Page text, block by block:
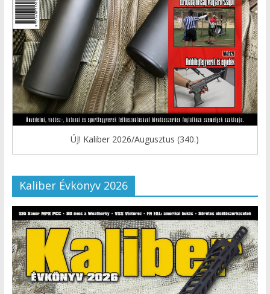
ÚJ! Kaliber 2026/Augusztus (340.)
Kaliber Évkönyv 2026